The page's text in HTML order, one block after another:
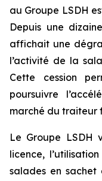
au Groupe LSDH
Depuis une
affichait une
l’activité de la
Cette cession
poursuivre
marché du traiteur
Le Groupe LSDH
licence,
salades en sachet